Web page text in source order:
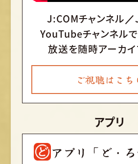
J:COMチャンネル
YouTubeチャンネル
放送を随時アーカイ
ご視聴はこち
アプリ
アプリ「ど・ろ